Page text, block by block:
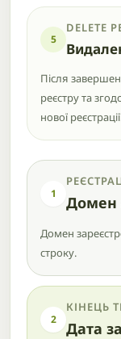
5
DELETE
Після
реєстру та
нової
1 Домен
Домен
строку.
2
КІНЕЦЬ
Дата